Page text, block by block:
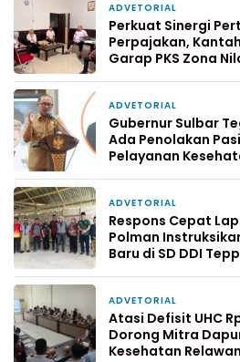
ADVETORIAL
Perkuat Sinergi
Perpajakan,
Garap PKS Zona
ADVETORIAL
Gubernur Sulbar
Ada Penolakan
Pelayanan
ADVETORIAL
Respons Cepat
Polman
Baru di SD DDI
ADVETORIAL
Atasi Defisit UHC
Dorong Mitra
Kesehatan Relawan